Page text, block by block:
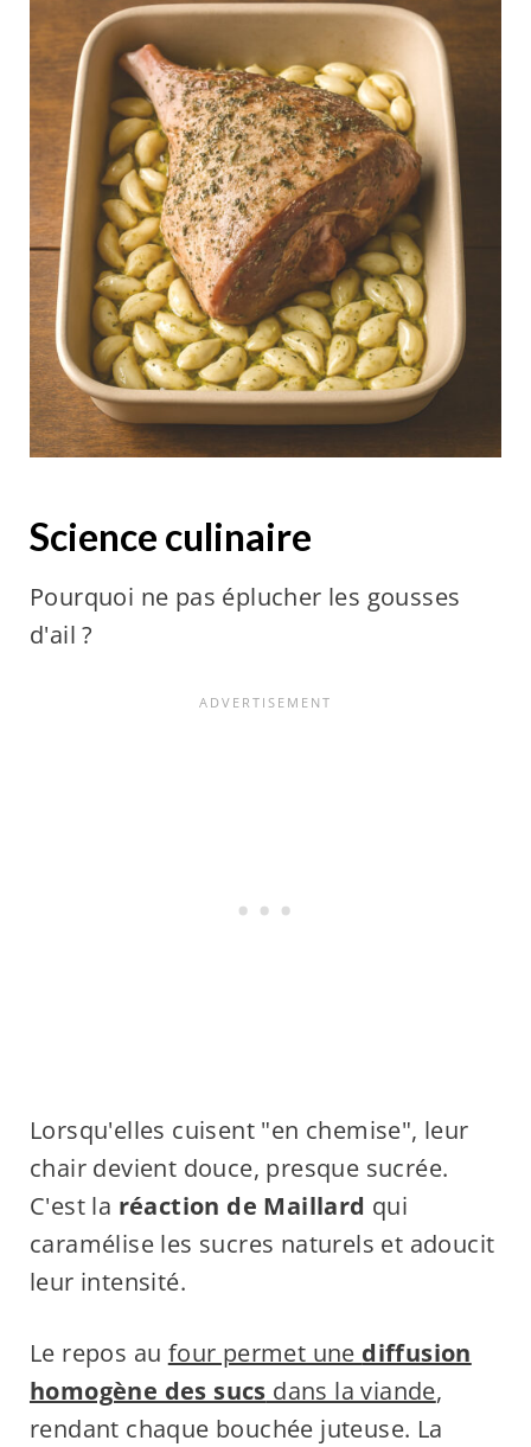
Science culinaire
Pourquoi ne pas éplucher les gousses
d'ail ?
Lorsqu'elles cuisent "en chemise", leur
chair devient douce, presque sucrée.
C'est la réaction de Maillard qui
caramélise les sucres naturels et adoucit
leur intensité.
Le repos au four permet une diffusion
homogène des sucs dans la viande,
rendant chaque bouchée juteuse. La